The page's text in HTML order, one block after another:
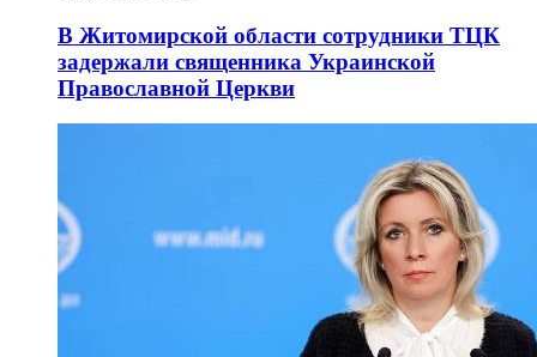
В Житомирской области сотрудники ТЦК
задержали священника Украинской
Православной Церкви